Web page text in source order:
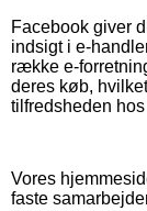
Facebook giver
indsigt i e-
række e-
deres køb,
tilfredsheden
Vores
faste